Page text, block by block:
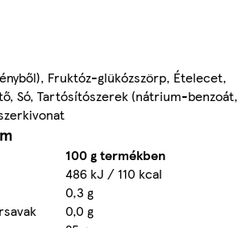
Fruktóz-glükózszörp, Ételecet,
Só, Tartósítószerek (nátrium-benzoát,
100 g termékben
486 kJ / 110 kcal
0,3 g
0,0 g